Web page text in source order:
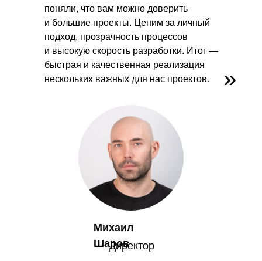
поняли, что вам можно доверить
и большие проекты. Ценим за личный
подход, прозрачность процессов
и высокую скорость разработки. Итог —
быстрая и качественная реализация
нескольких важных для нас проектов.
»
Михаил
Шаров
Директор